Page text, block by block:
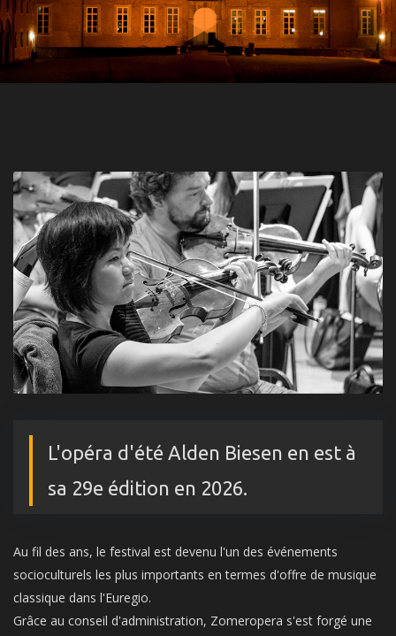
L'opéra d'été Alden Biesen en est à
sa 29e édition en 2026.
Au fil des ans, le festival est devenu l'un des événements
socioculturels les plus importants en termes d'offre de musique
classique dans l'Euregio.
Grâce au conseil d'administration, Zomeropera s'est forgé une